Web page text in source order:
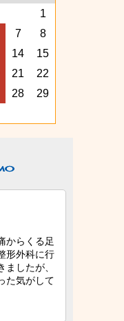
1
7
8
14
15
21
22
28
29